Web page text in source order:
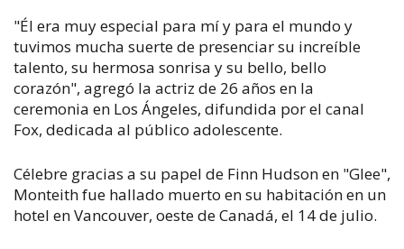
"Él era muy especial para mí y para el mundo y
tuvimos mucha suerte de presenciar su increíble
talento, su hermosa sonrisa y su bello, bello
corazón", agregó la actriz de 26 años en la
ceremonia en Los Ángeles, difundida por el canal
Fox, dedicada al público adolescente.
Célebre gracias a su papel de Finn Hudson en "Glee",
Monteith fue hallado muerto en su habitación en un
hotel en Vancouver, oeste de Canadá, el 14 de julio.